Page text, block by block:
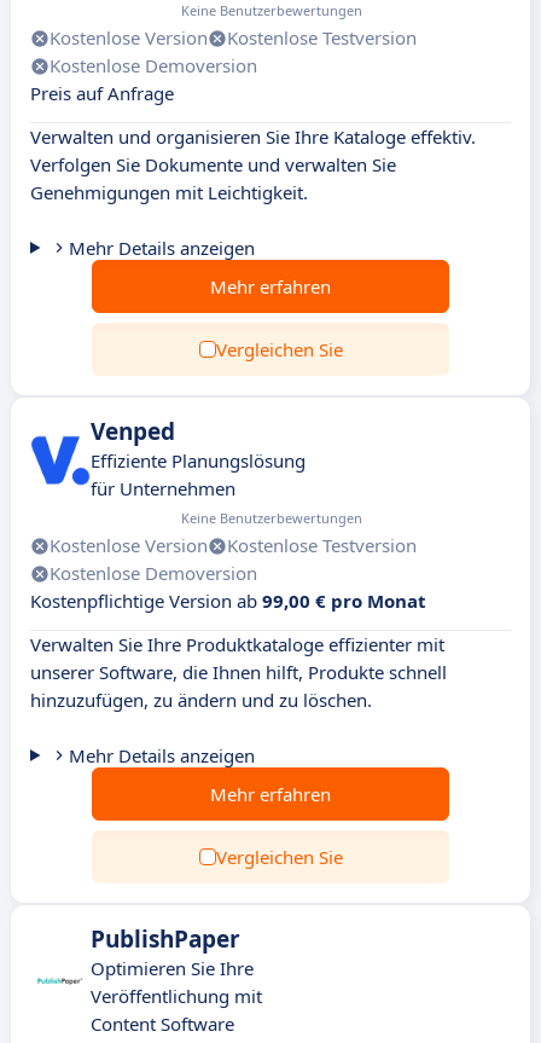
Keine Benutzerbewertungen
Kostenlose Version
Kostenlose Testversion
Kostenlose Demoversion
Preis auf Anfrage
Verwalten und organisieren Sie Ihre Kataloge effektiv.
Verfolgen Sie Dokumente und verwalten Sie
Genehmigungen mit Leichtigkeit.
Mehr Details anzeigen
Mehr erfahren
Vergleichen Sie
Venped
Effiziente Planungslösung
für Unternehmen
Keine Benutzerbewertungen
Kostenlose Version
Kostenlose Testversion
Kostenlose Demoversion
Kostenpflichtige Version ab 99,00 € pro Monat
Verwalten Sie Ihre Produktkataloge effizienter mit
unserer Software, die Ihnen hilft, Produkte schnell
hinzuzufügen, zu ändern und zu löschen.
Mehr Details anzeigen
Mehr erfahren
Vergleichen Sie
PublishPaper
Optimieren Sie Ihre
Veröffentlichung mit
Content Software